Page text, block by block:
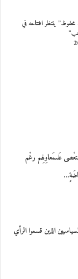
ينتظر افتتاحه في
عَلىمَعاوِلِهم رغْم
الذين قسموا الرأي